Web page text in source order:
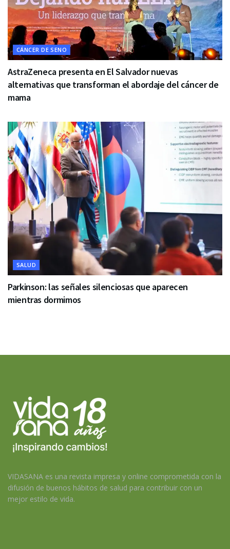
CÁNCER DE SENO
AstraZeneca presenta en El Salvador nuevas
alternativas que transforman el abordaje del cáncer de
mama
SALUD
Parkinson: las señales silenciosas que aparecen
mientras dormimos
VIDASANA es una revista impresa y online comprometida con la
difusión de buenos hábitos de salud para contribuir con un
mejor estilo de vida.